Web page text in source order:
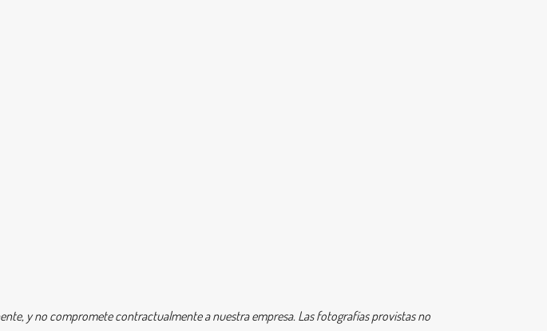
y no compromete contractualmente a nuestra empresa. Las fotografías provistas no